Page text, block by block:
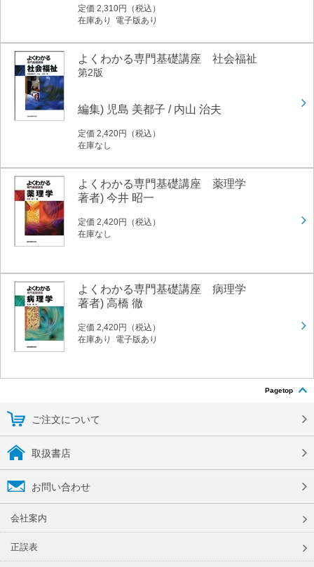
定価 2,310円（税込）
在庫あり 電子版あり
よくわかる専門基礎講座 社会福祉
第2版
編集) 児島 美都子 / 内山 治夫
定価 2,420円（税込）
在庫なし
よくわかる専門基礎講座 薬理学
著者) 今井 昭一
定価 2,420円（税込）
在庫なし
よくわかる専門基礎講座 病理学
著者) 高橋 徹
定価 2,420円（税込）
在庫あり 電子版あり
Pagetop
ご注文について
取扱書店
お問い合わせ
会社案内
正誤表